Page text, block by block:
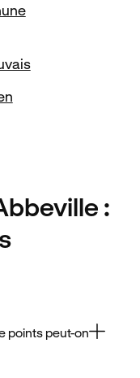
:
points peut-on